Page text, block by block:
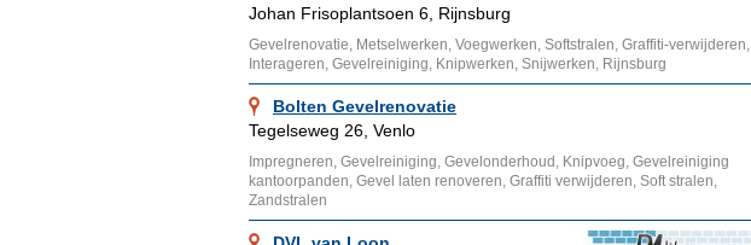
Johan Frisoplantsoen 6, Rijnsburg
Gevelrenovatie, Metselwerken, Voegwerken, Softstralen, Graffiti-verwijderen,
Interageren, Gevelreiniging, Knipwerken, Snijwerken, Rijnsburg
Bolten Gevelrenovatie
Tegelseweg 26, Venlo
Impregneren, Gevelreiniging, Gevelonderhoud, Knipvoeg, Gevelreiniging
kantoorpanden, Gevel laten renoveren, Graffiti verwijderen, Soft stralen,
Zandstralen